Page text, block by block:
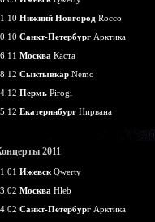
Нижний Новгород Rocco
Санкт-Петербург Арктика
Москва Каста
Сыктывкар Nemo
Пермь Pirogi
Екатеринбург Нирвана
2011
Ижевск Qwerty
Москва Hleb
Санкт-Петербург Арктика